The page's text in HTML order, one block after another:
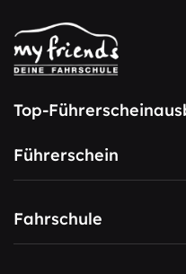
Top-
Führerschein
Fahrschule